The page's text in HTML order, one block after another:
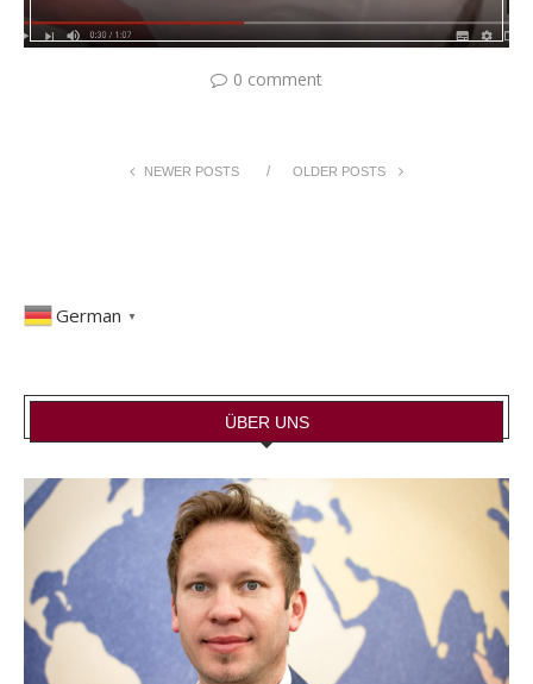
0 comment
NEWER POSTS OLDER POSTS
German ▼
ÜBER UNS